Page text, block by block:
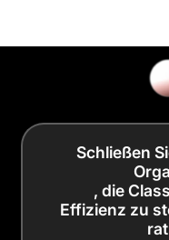
Schließen
, die
Effizienz zu